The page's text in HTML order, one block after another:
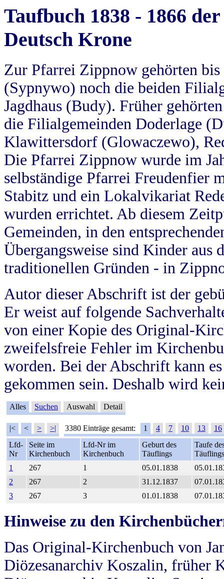
Taufbuch 1838 - 1866
Deutsch Krone
Zur Pfarrei Zippnow gehörten
(Sypnywo) noch die beiden
Jagdhaus (Budy). Früher
die Filialgemeinden Doderlage
Klawittersdorf (Glowaczewo),
Die Pfarrei Zippnow wurde im
selbständige Pfarrei Freudenfier
Stabitz und ein Lokalvikariat
wurden errichtet. Ab diesem
Gemeinden, in den
Übergangsweise sind Kinder aus
traditionellen Gründen - in
Autor dieser Abschrift ist der
Er weist auf folgende
von einer Kopie des Original-
zweifelsfreie Fehler im
worden. Bei der Abschrift kann
gekommen sein. Deshalb wird
Alles Suchen Auswahl Detail
|< < > >| 3380 Einträge gesamt: 1 4 7 10 13
16
Lfd-
Nr
Seite im
Kirchenbuch
Lfd-Nr im
Kirchenbuch
Geburt des
Täuflings
Taufe
Täuflings
1
267 1 05.01.1838
2
267 2 31.12.1837
3
267 3 01.01.1838
Hinweise zu den
Das Original-Kirchenbuch von
Diözesanarchiv Koszalin, früher